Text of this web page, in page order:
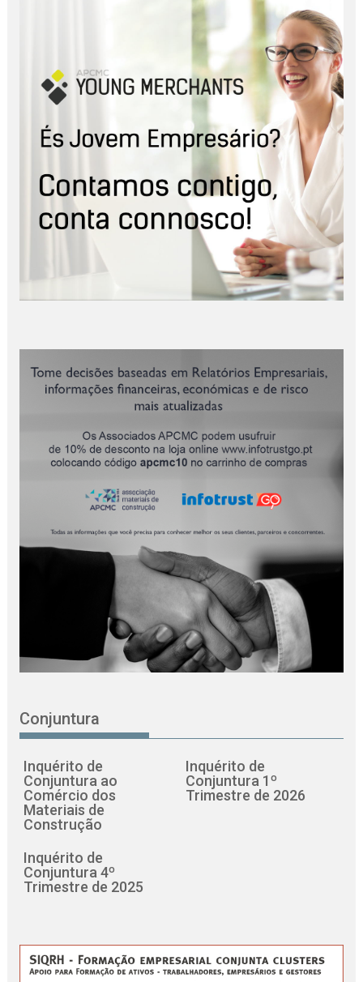
Conjuntura
Inquérito de
Conjuntura ao
Comércio dos
Materiais de
Construção
Inquérito de
Conjuntura 1º
Trimestre de 2026
Inquérito de
Conjuntura 4º
Trimestre de 2025